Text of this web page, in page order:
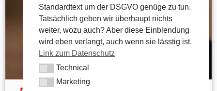
Standardtext um der DSGVO genüge zu tun.
Tatsächlich geben wir überhaupt nichts
weiter, wozu auch? Aber diese Einblendung
wird eben verlangt, auch wenn sie lässtig ist.
Link zum Datenschutz
TechnicalTechnical
MarketingMarketing